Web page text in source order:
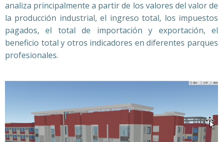
analiza principalmente a partir de los valores del valor de
la producción industrial, el ingreso total, los impuestos
pagados, el total de importación y exportación, el
beneficio total y otros indicadores en diferentes parques
profesionales.